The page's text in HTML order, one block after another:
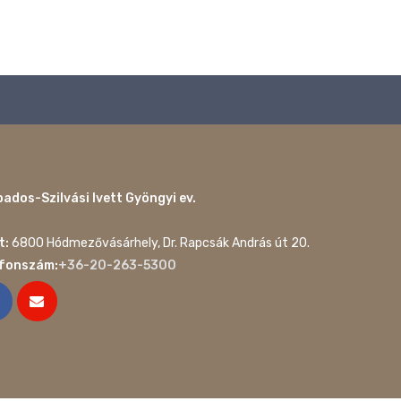
Szilvási Ivett Gyöngyi ev.
6800 Hódmezővásárhely, Dr. Rapcsák András út 20.
+36-20-263-5300